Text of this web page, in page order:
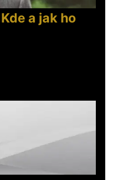
a jak ho